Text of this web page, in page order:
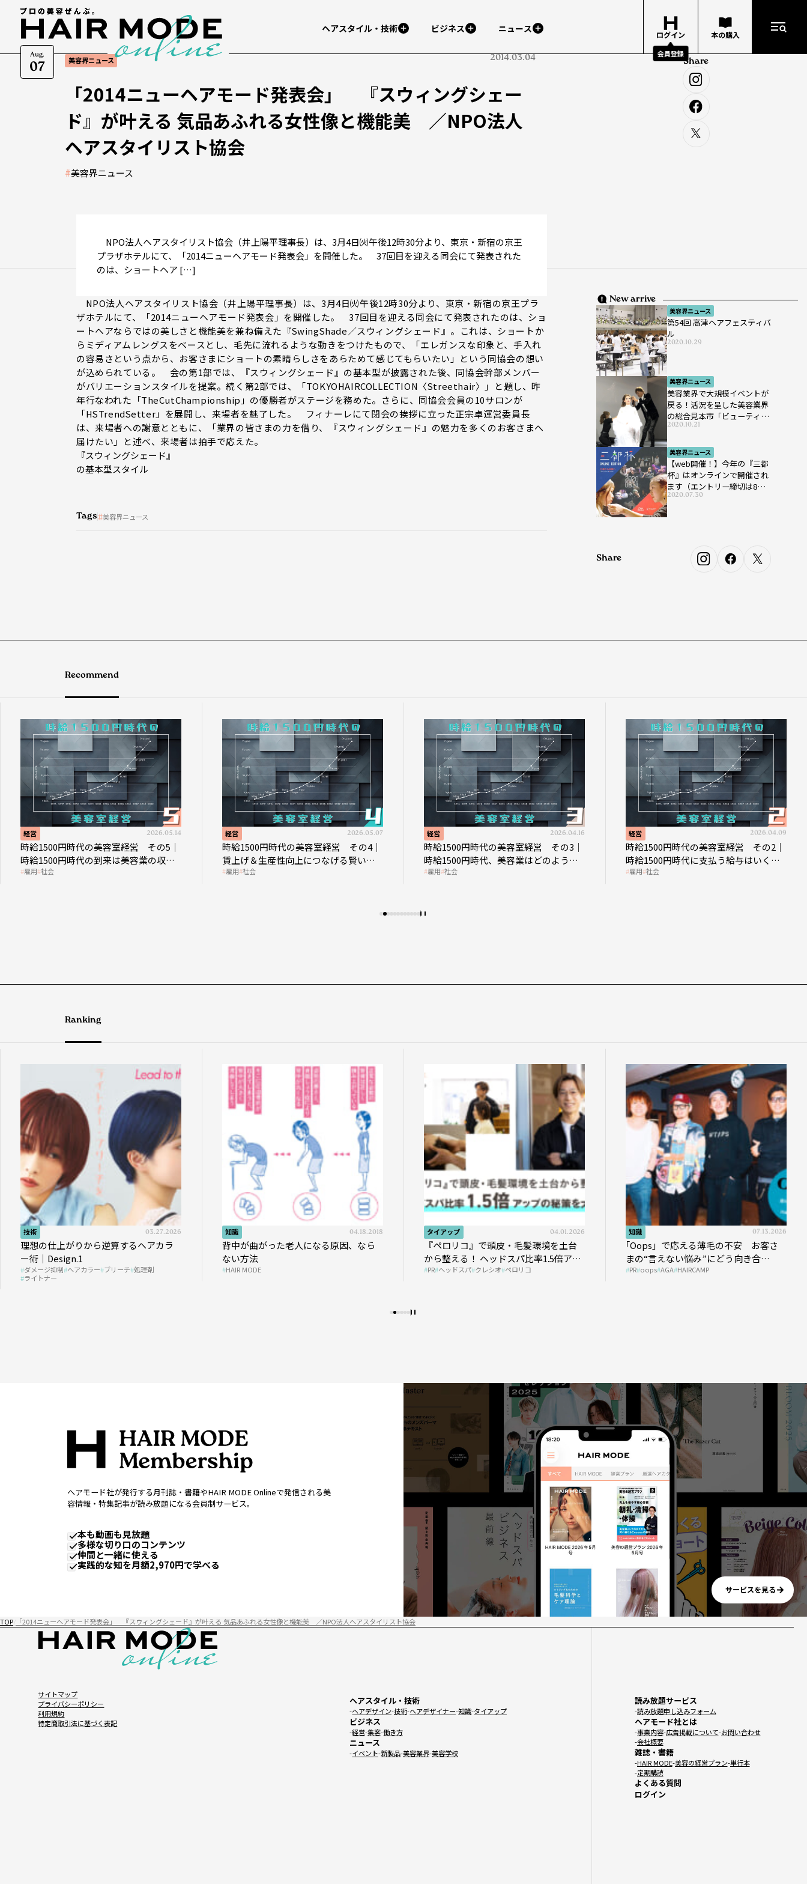
Aug.
07
ヘアスタイル・技術 ビジネス ニュース
ログイン
会員登録
本の購入
美容界ニュース 2014.03.04
「2014ニューヘアモード発表会」 『スウィングシェー
ド』が叶える 気品あふれる女性像と機能美 ／NPO法人
ヘアスタイリスト協会
#美容界ニュース
Share
NPO法人ヘアスタイリスト協会（井上陽平理事長）は、3月4日㈫午後12時30分より、東京・新宿の京王
プラザホテルにて、「2014ニューヘアモード発表会」を開催した。 37回目を迎える同会にて発表された
のは、ショートヘア […]
NPO法人ヘアスタイリスト協会（井上陽平理事長）は、3月4日㈫午後12時30分より、東京・新宿の京王プラ
ザホテルにて、「2014ニューヘアモード発表会」を開催した。 37回目を迎える同会にて発表されたのは、ショ
ートヘアならではの美しさと機能美を兼ね備えた『SwingShade／スウィングシェード』。これは、ショートか
らミディアムレングスをベースとし、毛先に流れるような動きをつけたもので、「エレガンスな印象と、手入れ
の容易さという点から、お客さまにショートの素晴らしさをあらためて感じてもらいたい」という同協会の想い
が込められている。 会の第1部では、『スウィングシェード』の基本型が披露された後、同協会幹部メンバー
がバリエーションスタイルを提案。続く第2部では、「TOKYOHAIRCOLLECTION〈Streethair〉」と題し、昨
年行なわれた「TheCutChampionship」の優勝者がステージを務めた。さらに、同協会会員の10サロンが
「HSTrendSetter」を展開し、来場者を魅了した。 フィナーレにて閉会の挨拶に立った正宗卓運営委員長
は、来場者への謝意とともに、「業界の皆さまの力を借り、『スウィングシェード』の魅力を多くのお客さまへ
届けたい」と述べ、来場者は拍手で応えた。
『スウィングシェード』
の基本型スタイル
Tags 美容界ニュース
New arrive
美容界ニュース
第54回 高津ヘアフェスティバ
ル
2020.10.29
美容界ニュース
美容業界で大規模イベントが
戻る！活況を呈した美容業界
の総合見本市「ビューティー
ワールド ジャパン ウエス
ト」が開催
2020.10.21
美容界ニュース
【web開催！】今年の『三都
杯』はオンラインで開催され
ます（エントリー締切は8月7
日まで）
2020.07.30
Share
Recommend
経営 2026.05.14
時給1500円時代の美容室経営 その5｜
時給1500円時代の到来は美容業の収益
構造を見直す契機
雇用 社会
経営 2026.05.07
時給1500円時代の美容室経営 その4｜
賃上げ＆生産性向上につなげる賢い助
成金活用
雇用 社会
経営 2026.04.16
時給1500円時代の美容室経営 その3｜
時給1500円時代、美容業はどのような
影響を受けるのか？
雇用 社会
経営 2026.04.09
時給1500円時代の美容室経営 その2｜
時給1500円時代に支払う給与はいくら
なのか
雇用 社会
Ranking
技術 03.27.2026
理想の仕上がりから逆算するヘアカラ
ー術｜Design.1
ダメージ抑制 ヘアカラー ブリーチ 処理剤
ライトナー
知識 04.18.2018
背中が曲がった老人になる原因、なら
ない方法
HAIR MODE
タイアップ 04.01.2026
『ペロリコ』で頭皮・毛髪環境を土台
から整える！ ヘッドスパ比率1.5倍アッ
プの秘策を大公開
PR ヘッドスパ クレシオ ペロリコ
知識 07.13.2026
｢Oops」で応える薄毛の不安 お客さ
まの“言えない悩み”にどう向き合
う？ ＃01
PR oops AGA HAIRCAMP
ヘアモード社が発行する月刊誌・書籍やHAIR MODE Onlineで発信される美
容情報・特集記事が読み放題になる会員制サービス。
本も動画も見放題
多様な切り口のコンテンツ
仲間と一緒に使える
実践的な知を月額2,970円で学べる
サービスを見る
TOP 「2014ニューヘアモード発表会」 『スウィングシェード』が叶える 気品あふれる女性像と機能美 ／NPO法人ヘアスタイリスト協会
サイトマップ
プライバシーポリシー
利用規約
特定商取引法に基づく表記
ヘアスタイル・技術
ヘアデザイン 技術 ヘアデザイナー 知識 タイアップ
ビジネス
経営 集客 働き方
ニュース
イベント 新製品 美容業界 美容学校
読み放題サービス
読み放題申し込みフォーム
ヘアモード社とは
事業内容 広告掲載について お問い合わせ
会社概要
雑誌・書籍
HAIR MODE 美容の経営プラン 単行本
定期購読
よくある質問
ログイン